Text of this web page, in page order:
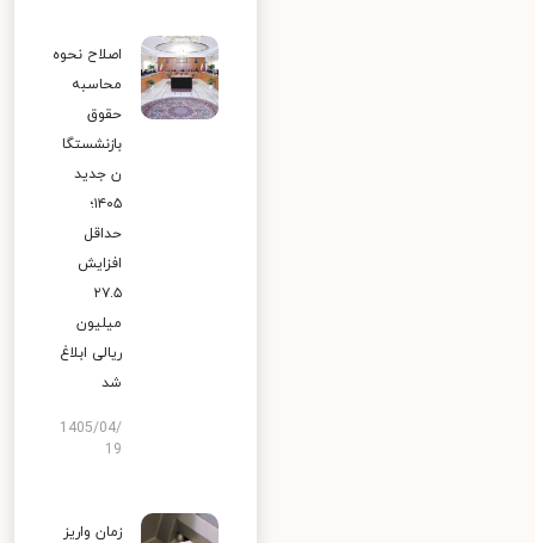
اصلاح نحوه
محاسبه
حقوق
بازنشستگا
ن جدید
۱۴۰۵؛
حداقل
افزایش
۲۷.۵
میلیون
ریالی ابلاغ
شد
1405/04/
19
زمان واریز